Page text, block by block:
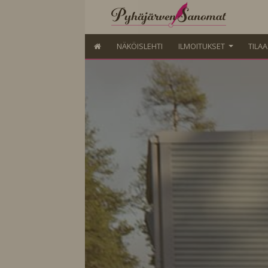
NÄKÖISLEHTI ILMOITUKSET